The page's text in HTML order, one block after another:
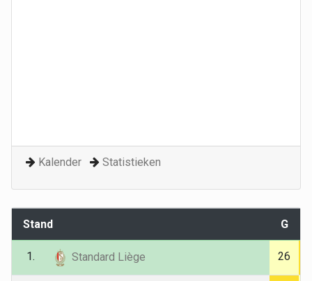
Kalender Statistieken
Stand G
1. Standard Liège 26